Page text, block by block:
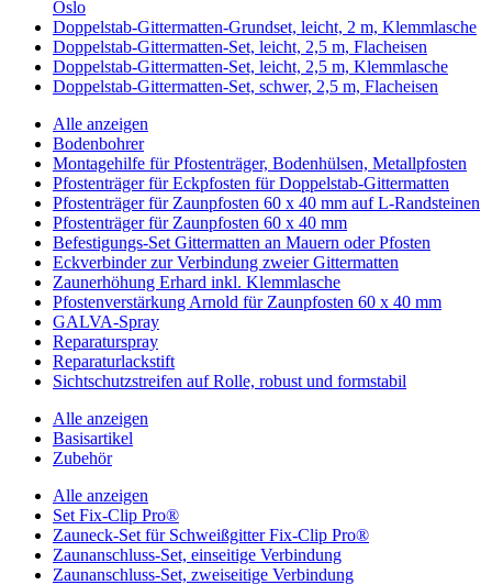
Oslo
Doppelstab-Gittermatten-Grundset, leicht, 2 m, Klemmlasche
Doppelstab-Gittermatten-Set, leicht, 2,5 m, Flacheisen
Doppelstab-Gittermatten-Set, leicht, 2,5 m, Klemmlasche
Doppelstab-Gittermatten-Set, schwer, 2,5 m, Flacheisen
Alle anzeigen
Bodenbohrer
Montagehilfe für Pfostenträger, Bodenhülsen, Metallpfosten
Pfostenträger für Eckpfosten für Doppelstab-Gittermatten
Pfostenträger für Zaunpfosten 60 x 40 mm auf L-Randsteinen
Pfostenträger für Zaunpfosten 60 x 40 mm
Befestigungs-Set Gittermatten an Mauern oder Pfosten
Eckverbinder zur Verbindung zweier Gittermatten
Zaunerhöhung Erhard inkl. Klemmlasche
Pfostenverstärkung Arnold für Zaunpfosten 60 x 40 mm
GALVA-Spray
Reparaturspray
Reparaturlackstift
Sichtschutzstreifen auf Rolle, robust und formstabil
Alle anzeigen
Basisartikel
Zubehör
Alle anzeigen
Set Fix-Clip Pro®
Zauneck-Set für Schweißgitter Fix-Clip Pro®
Zaunanschluss-Set, einseitige Verbindung
Zaunanschluss-Set, zweiseitige Verbindung